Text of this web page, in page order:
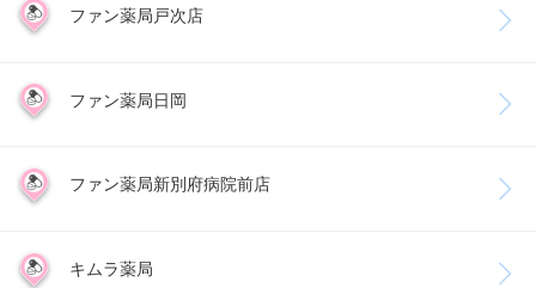
ファン薬局戸次店
ファン薬局日岡
ファン薬局新別府病院前店
キムラ薬局